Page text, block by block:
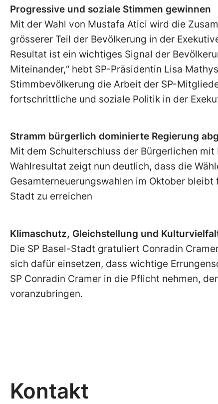
Progressive und soziale Stimmen gewinnen
Mit der Wahl von Mustafa Atici wird die
grösserer Teil der Bevölkerung in der
Resultat ist ein wichtiges Signal der
Miteinander,“ hebt SP-Präsidentin Lisa
Stimmbevölkerung die Arbeit der SP-
fortschrittliche und soziale Politik in der
Stramm bürgerlich dominierte Regierung
Mit dem Schulterschluss der Bürgerlichen
Wahlresultat zeigt nun deutlich, dass die
Gesamterneuerungswahlen im Oktober
Stadt zu erreichen
Klimaschutz, Gleichstellung und
Die SP Basel-Stadt gratuliert Conradin
sich dafür einsetzen, dass wichtige
SP Conradin Cramer in die Pflicht nehmen,
voranzubringen.
Kontakt